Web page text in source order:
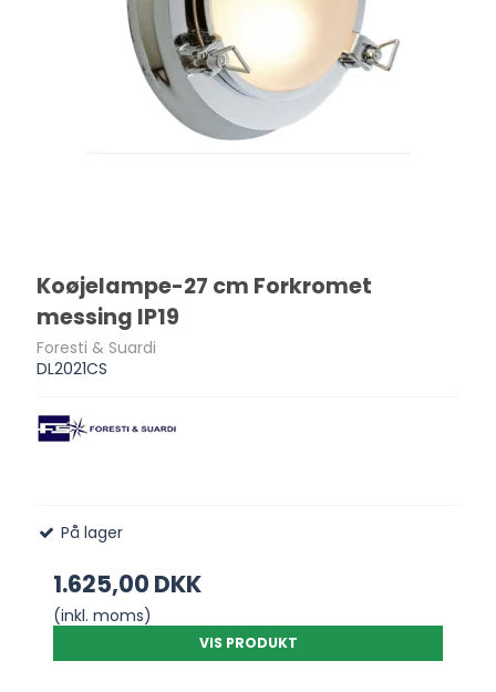
Koøjelampe-27 cm Forkromet
messing IP19
Foresti & Suardi
DL2021CS
På lager
1.625,00 DKK
(inkl. moms)
VIS PRODUKT